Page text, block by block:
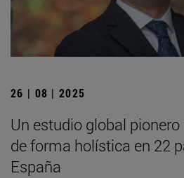
26 | 08 | 2025
Un estudio global
de forma holística en 22
España